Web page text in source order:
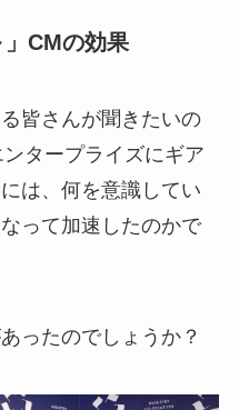
」CMの効果
皆さんが聞きたいの
タープライズにギア
は、何を意識してい
って加速したのかで
ったのでしょうか？